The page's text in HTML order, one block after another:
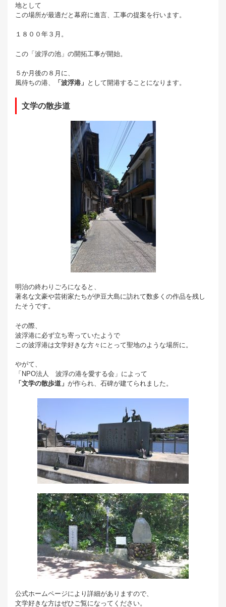
地として
この場所が最適だと幕府に進言、工事の提案を行います。
１８００年３月。
この「波浮の池」の開拓工事が開始。
５か月後の８月に、
風待ちの港、
「波浮港」 として開港することになります。
文学の散歩道
明治の終わりごろになると、
著名な文豪や芸術家たちが伊豆大島に訪れて数多くの作品を残し
たそうです。
その際、
波浮港に必ず立ち寄っていたようで
この波浮港は文学好きな方々にとって聖地のような場所に。
やがて、
「NPO法人 波浮の港を愛する会」によって
「文学の散歩道」 が作られ、石碑が建てられました。
公式ホームページにより詳細がありますので、
文学好きな方はぜひご覧になってください。